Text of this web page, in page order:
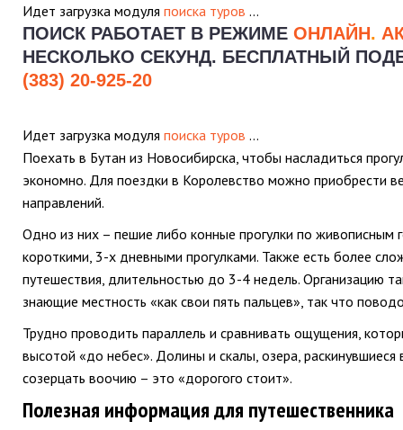
Идет загрузка модуля поиска туров …
ПОИСК РАБОТАЕТ В РЕЖИМЕ ОНЛАЙН.
НЕСКОЛЬКО СЕКУНД. БЕСПЛАТНЫЙ
(383) 20-925-20
Идет загрузка модуля поиска туров …
Поехать в Бутан из Новосибирска, чтобы насладиться
экономно. Для поездки в Королевство можно приобрести
направлений.
Одно из них – пешие либо конные прогулки по живописным
короткими, 3-х дневными прогулками. Также есть более
путешествия, длительностью до 3-4 недель. Организацию
знающие местность «как свои пять пальцев», так что
Трудно проводить параллель и сравнивать ощущения,
высотой «до небес». Долины и скалы, озера,
созерцать воочию – это «дорогого стоит».
Полезная информация для путешественника